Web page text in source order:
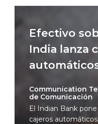
Efectivo
India lanza
Communication
de Comunicación
El Indian Bank
cajeros